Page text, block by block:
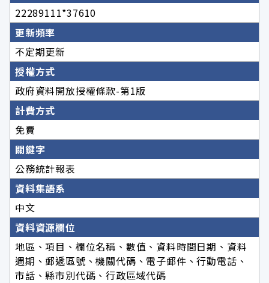
22289111*37610
更新頻率
不定期更新
授權方式
政府資料開放授權條款-第1版
計費方式
免費
關鍵字
公務統計報表
資料集語系
中文
資料資源欄位
地區、項目、欄位名稱、數值、資料時間日期、資料
週期、郵遞區號、機關代碼、電子郵件、行動電話、
市話、縣市別代碼、行政區域代碼